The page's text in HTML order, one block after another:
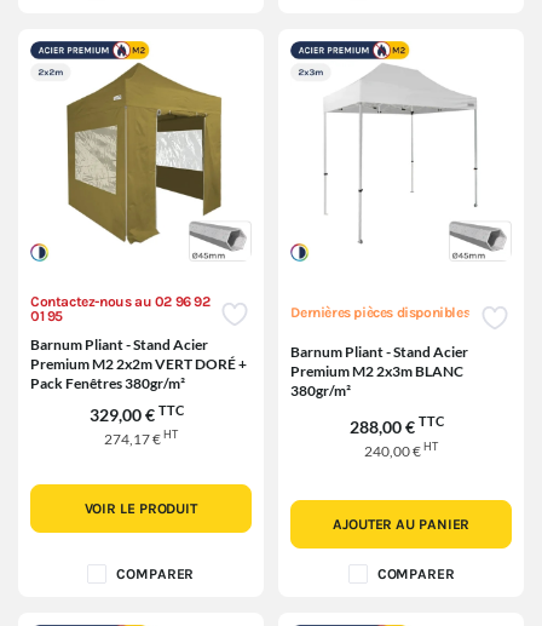
Contactez-nous au 02 96 92
01 95
Barnum Pliant - Stand Acier
Premium M2 2x2m VERT DORÉ +
Pack Fenêtres 380gr/m²
329,00 € TTC
274,17 € HT
VOIR LE PRODUIT
COMPARER
Dernières pièces disponibles
Barnum Pliant - Stand Acier
Premium M2 2x3m BLANC
380gr/m²
288,00 € TTC
240,00 €HT
AJOUTER AU PANIER
COMPARER